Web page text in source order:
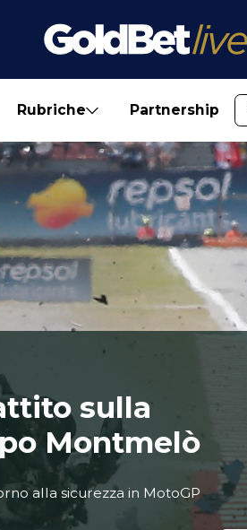
Rubriche Partnership
sulla
Montmelò
alla sicurezza in MotoGP